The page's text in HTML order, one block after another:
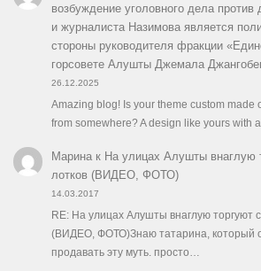
возбуждение уголовного дела против
и журналиста Назимова является
стороны руководителя фракции
горсовете Алушты Джемала
26.12.2025
Amazing blog! Is your theme custom made
from somewhere? A design like yours with
Маринак На улицах Алушты внаглую
лотков (ВИДЕО, ФОТО)
14.03.2017
RE: На улицах Алушты внаглую торгуют
(ВИДЕО, ФОТО)Знаю татарина, который
продавать эту муть. просто…